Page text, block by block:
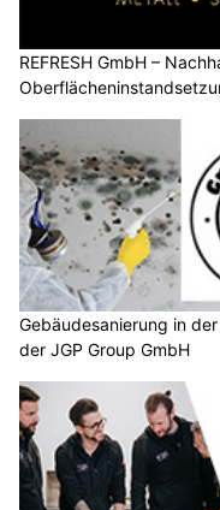
REFRESH GmbH –
Gebäudesanierung in
der JGP Group GmbH